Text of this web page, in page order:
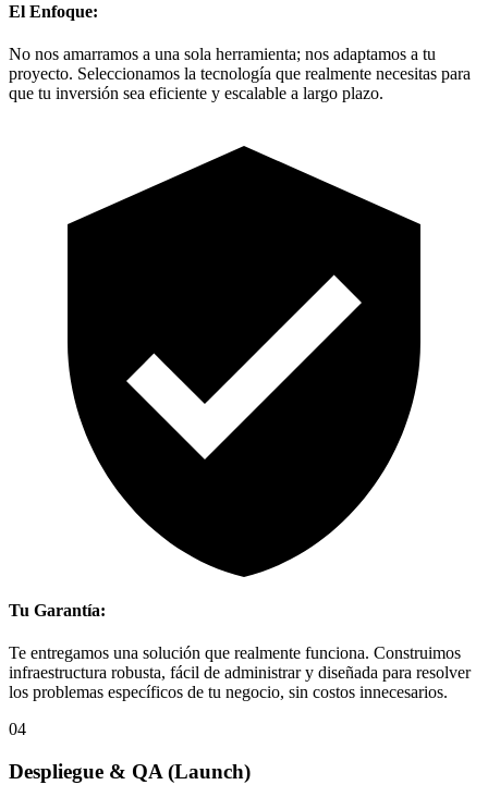
El Enfoque:
No nos amarramos a una sola herramienta; nos adaptamos a tu
proyecto. Seleccionamos la tecnología que realmente necesitas para
que tu inversión sea eficiente y escalable a largo plazo.
Tu Garantía:
Te entregamos una solución que realmente funciona. Construimos
infraestructura robusta, fácil de administrar y diseñada para resolver
los problemas específicos de tu negocio, sin costos innecesarios.
04
Despliegue & QA (Launch)